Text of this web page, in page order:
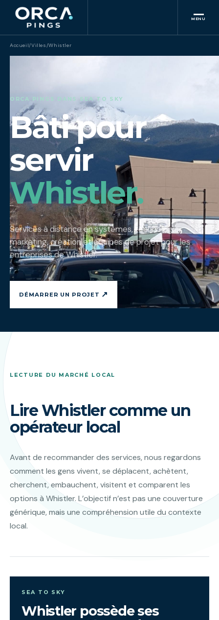
MENU
Accueil/Villes/Whistler
ORCA PINGS DANS SEA TO SKY
Bâti pour
servir
Whistler.
Services à distance en systèmes, technologie,
marketing, création et équipes de projet pour les
entreprises de Whistler.
DÉMARRER UN PROJET ↗
LECTURE DU MARCHÉ LOCAL
Lire Whistler comme un
opérateur local
Avant de recommander des services, nous regardons
comment les gens vivent, se déplacent, achètent,
cherchent, embauchent, visitent et comparent les
options à Whistler. L’objectif n’est pas une couverture
générique, mais une compréhension utile du contexte
local.
SEA TO SKY
Whistler possède ses